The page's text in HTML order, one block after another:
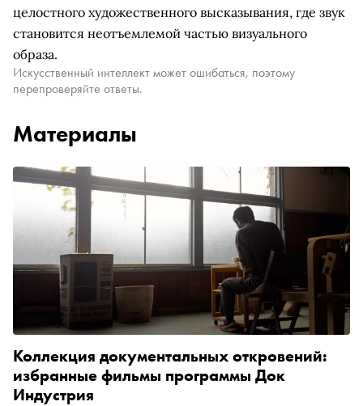
целостного художественного высказывания, где звук
становится неотъемлемой частью визуального
образа.
Искусственный интеллект может ошибаться, поэтому
перепроверяйте ответы.
Материалы
Коллекция документальных откровений:
избранные фильмы программы Док
Индустрия